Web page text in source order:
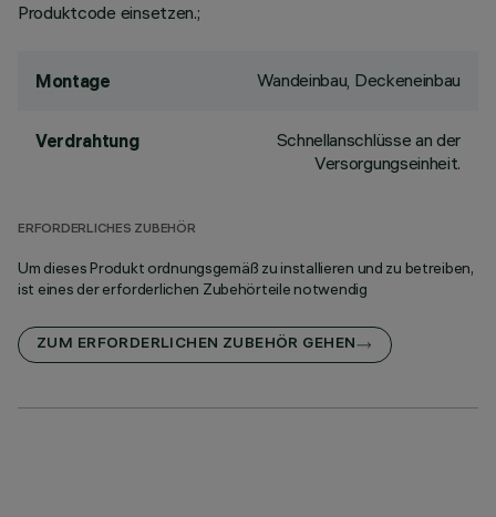
Produktcode einsetzen.;
Montage Wandeinbau, Deckeneinbau
Verdrahtung
Schnellanschlüsse an der
Versorgungseinheit.
ERFORDERLICHES ZUBEHÖR
Um dieses Produkt ordnungsgemäß zu installieren und zu betreiben,
ist eines der erforderlichen Zubehörteile notwendig
ZUM ERFORDERLICHEN ZUBEHÖR GEHEN